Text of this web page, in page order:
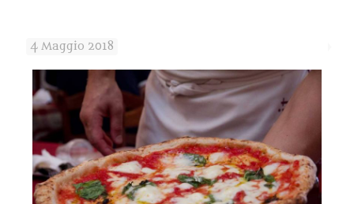
4 Maggio 2018